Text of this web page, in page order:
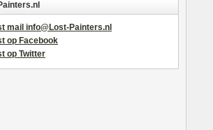
mail info@Lost-Painters.nl
op Facebook
op Twitter